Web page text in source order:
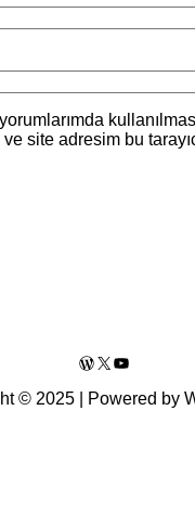
site adresim bu
WordPress
X YouTube
© 2025 | Powered by